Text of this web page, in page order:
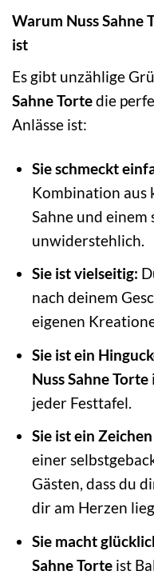
Warum Nuss Sahne
ist
Es gibt unzählige
Sahne Tortedie
Anlässe ist:
Sie schmeckt
Kombination aus
Sahne und einem
unwiderstehlich.
Sie ist vielseitig:
nach deinem
eigenen
Sie ist ein
Nuss Sahne Torte
jeder Festtafel.
Sie ist ein
einer
Gästen, dass du
dir am Herzen
Sie macht
Sahne Torteist